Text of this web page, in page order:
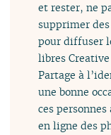
et rester, ne
supprimer
pour diffuser
libres
Partage à
une bonne
ces
en ligne des